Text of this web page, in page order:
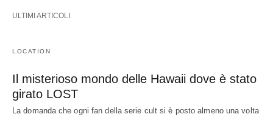
ULTIMI ARTICOLI
LOCATION
Il misterioso mondo delle Hawaii dove è stato
girato LOST
La domanda che ogni fan della serie cult si è posto almeno una volta